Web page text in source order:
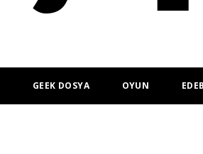
GEEK DOSYA OYUN